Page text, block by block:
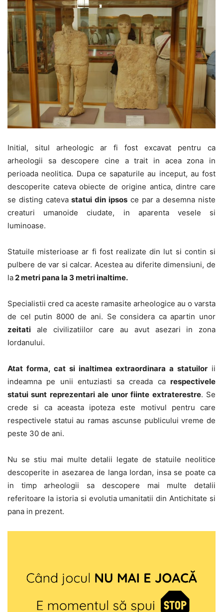
Initial, situl arheologic ar fi fost excavat pentru ca
arheologii sa descopere cine a trait in acea zona in
perioada neolitica. Dupa ce sapaturile au inceput, au fost
descoperite cateva obiecte de origine antica, dintre care
se disting catevastatui din ipsos ce par a desemna niste
creaturi umanoide ciudate, in aparenta vesele si
luminoase.
Statuile misterioase ar fi fost realizate din lut si contin si
pulbere de var si calcar. Acestea au diferite dimensiuni, de
la2 metri pana la 3 metri inaltime.
Specialistii cred ca aceste ramasite arheologice au o varsta
de cel putin 8000 de ani. Se considera ca apartin unor
zeitati ale civilizatiilor care au avut asezari in zona
Iordanului.
Atat forma, cat si inaltimea extraordinara a statuilor ii
indeamna pe unii entuziasti sa creada ca respectivele
statui sunt reprezentari ale unor fiinte extraterestre. Se
crede si ca aceasta ipoteza este motivul pentru care
respectivele statui au ramas ascunse publicului vreme de
peste 30 de ani.
Nu se stiu mai multe detalii legate de statuile neolitice
descoperite in asezarea de langa Iordan, insa se poate ca
in timp arheologii sa descopere mai multe detalii
referitoare la istoria si evolutia umanitatii din Antichitate si
pana in prezent.